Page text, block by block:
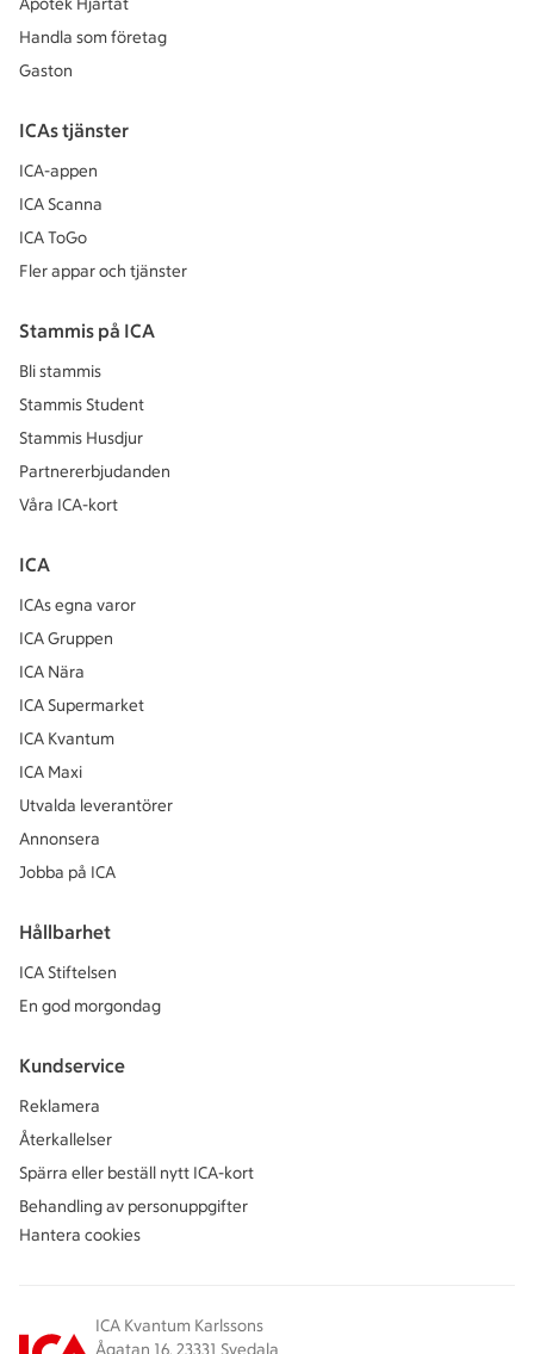
Handla som företag
Gaston
ICAs tjänster
ICA-appen
ICA Scanna
ICA ToGo
Fler appar och tjänster
Stammis på ICA
Bli stammis
Stammis Student
Stammis Husdjur
Partnererbjudanden
Våra ICA-kort
ICA
ICAs egna varor
ICA Gruppen
ICA Nära
ICA Supermarket
ICA Kvantum
ICA Maxi
Utvalda leverantörer
Annonsera
Jobba på ICA
Hållbarhet
ICA Stiftelsen
En god morgondag
Kundservice
Reklamera
Återkallelser
Spärra eller beställ nytt ICA-kort
Behandling av personuppgifter
Hantera cookies
ICA Kvantum Karlssons
Ågatan 16, 23331 Svedala